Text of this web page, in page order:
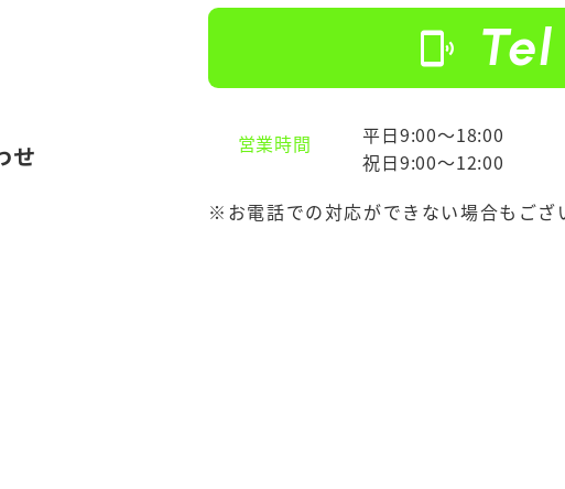
せ
phonelink_ring
営業時間
平日9:00～18:00
祝日9:00～12:00
※お電話での対応ができない場合もござ